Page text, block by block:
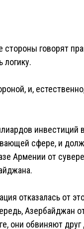
стороны говорят
логику.
и,
инвестиций
сфере, и
Армении от
отказалась от
Азербайджан
они обвиняют друг